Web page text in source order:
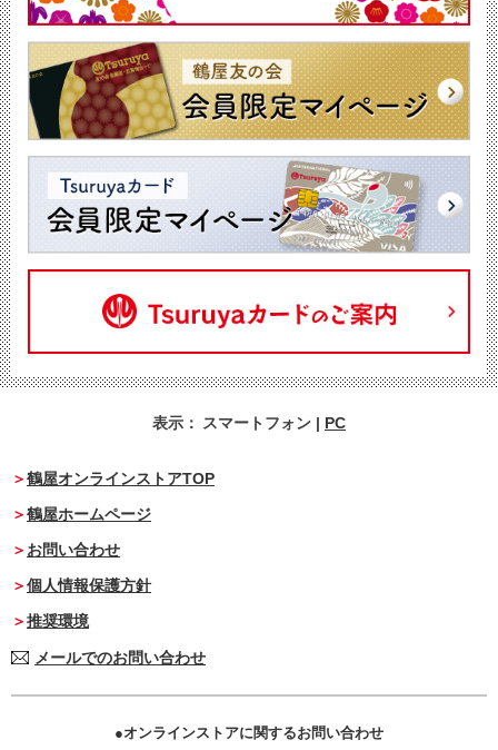
表示： スマートフォン | PC
鶴屋オンラインストアTOP
鶴屋ホームページ
お問い合わせ
個人情報保護方針
推奨環境
メールでのお問い合わせ
オンラインストアに関するお問い合わせ